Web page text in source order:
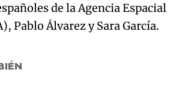
de la Agencia Espacial
Pablo Álvarez y Sara García.